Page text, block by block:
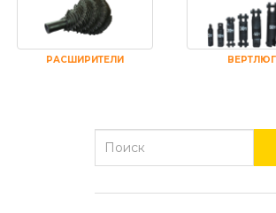
РАСШИРИТЕЛИ